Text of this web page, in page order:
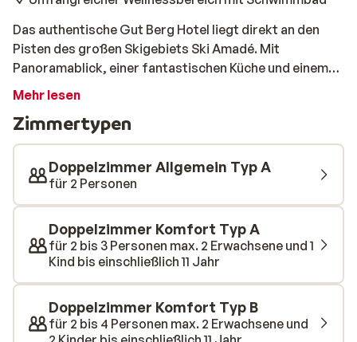
Das authentische Gut Berg Hotel liegt direkt an den
Pisten des großen Skigebiets Ski Amadé. Mit
Panoramablick, einer fantastischen Küche und einem
großen Wellnessbereich mit Innenpool ist dies ein
sind geräumig und geschmackvoll eingerichtet und
verfügen über ein modernes Bad und einen Balkon bzw.
eine Terrasse. Ein reichhaltiges Frühstücksbuffet wird
jeden Morgen im Restaurant serviert und abends wird
ein köstliches Menü serviert. Viele Produkte, die
verwendet werden, stammen aus der Region und vom
hoteleigenen Bauernhof.
Mehr lesen
Zimmertypen
Doppelzimmer Allgemein Typ A
für 2 Personen
Doppelzimmer Komfort Typ A
für 2 bis 3 Personen max. 2 Erwachsene und 1
Kind bis einschließlich 11 Jahr
Doppelzimmer Komfort Typ B
für 2 bis 4 Personen max. 2 Erwachsene und